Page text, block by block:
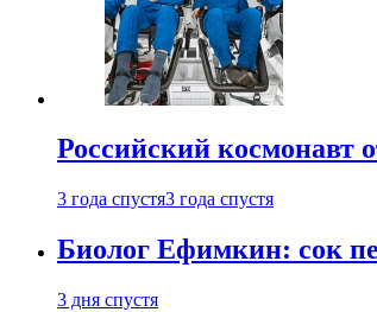
Российский космонавт
3 года спустя3 года спустя
Биолог Ефимкин: сок
3 дня спустя